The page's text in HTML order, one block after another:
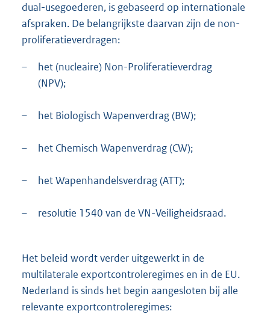
dual-usegoederen, is gebaseerd op internationale
afspraken. De belangrijkste daarvan zijn de non-
proliferatieverdragen:
–
het (nucleaire) Non-Proliferatieverdrag
(NPV);
– het Biologisch Wapenverdrag (BW);
– het Chemisch Wapenverdrag (CW);
– het Wapenhandelsverdrag (ATT);
– resolutie 1540 van de VN-Veiligheidsraad.
Het beleid wordt verder uitgewerkt in de
multilaterale exportcontroleregimes en in de EU.
Nederland is sinds het begin aangesloten bij alle
relevante exportcontroleregimes: